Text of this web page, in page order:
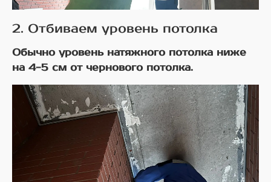
2. Отбиваем уровень потолка
Обычно уровень натяжного потолка ниже
на 4-5 см от чернового потолка.